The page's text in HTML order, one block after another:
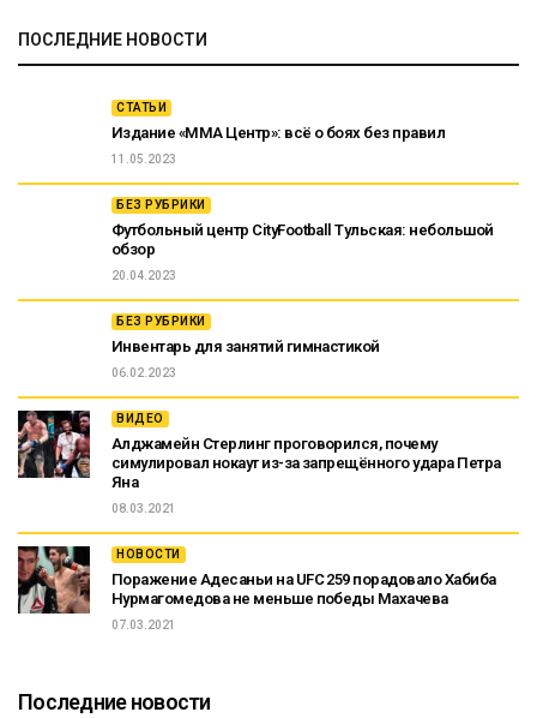
ПОСЛЕДНИЕ НОВОСТИ
СТАТЬИ
Издание «ММА Центр»: всё о боях без правил
11.05.2023
БЕЗ РУБРИКИ
Футбольный центр CityFootball Тульская: небольшой
обзор
20.04.2023
БЕЗ РУБРИКИ
Инвентарь для занятий гимнастикой
06.02.2023
ВИДЕО
Алджамейн Стерлинг проговорился, почему
симулировал нокаут из-за запрещённого удара Петра
Яна
08.03.2021
НОВОСТИ
Поражение Адесаньи на UFC 259 порадовало Хабиба
Нурмагомедова не меньше победы Махачева
07.03.2021
Последние новости